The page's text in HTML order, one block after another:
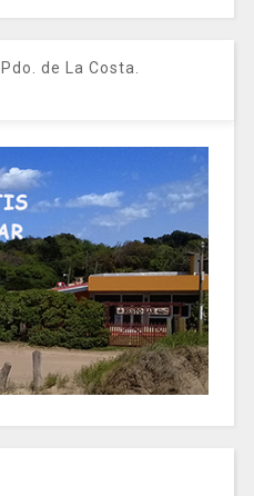
de La Costa.